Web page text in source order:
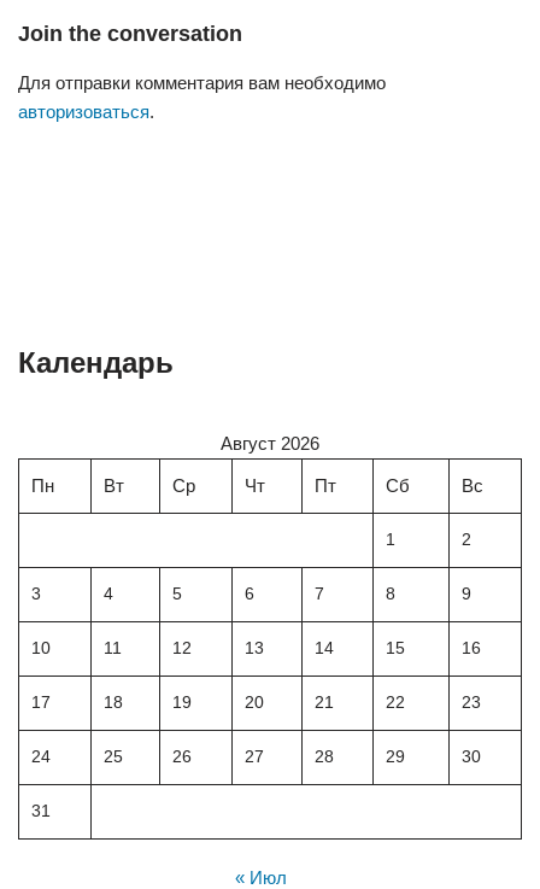
Join the conversation
Для отправки комментария вам необходимо
авторизоваться.
Календарь
Август 2026
Пн Вт Ср Чт Пт Сб Вс
1 2
3 4 5 6 7 8 9
10 11 12 13 14 15 16
17 18 19 20 21 22 23
24 25 26 27 28 29 30
31
« Июл